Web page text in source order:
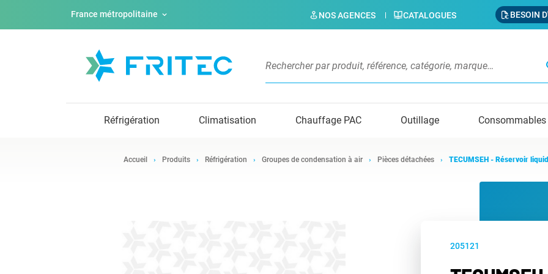
France métropolitaine NOS AGENCES CATALOGUES BESOIN
Réfrigération Climatisation Chauffage PAC Outillage Consommables
Accueil Produits Réfrigération Groupes de condensation à air Pièces détachées TECUMSEH - Réservoir
205121